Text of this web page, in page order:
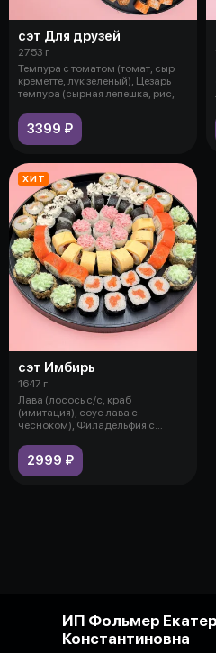
сэт Для друзей
2753 г
Темпура с томатом (томат, сыр
креметте, лук зеленый), Цезарь
темпура (сырная лепешка, рис,
3399 ₽
ХИТ
сэт Имбирь
1647 г
Лава (лосось с/с, краб
(имитация), соус лава с
чесноком), Филадельфия с
2999 ₽
ИП Фольмер
Константиновна